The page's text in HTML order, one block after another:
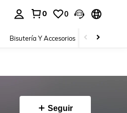
0 0
Bisutería Y Accesorios Zapatos
Seguir